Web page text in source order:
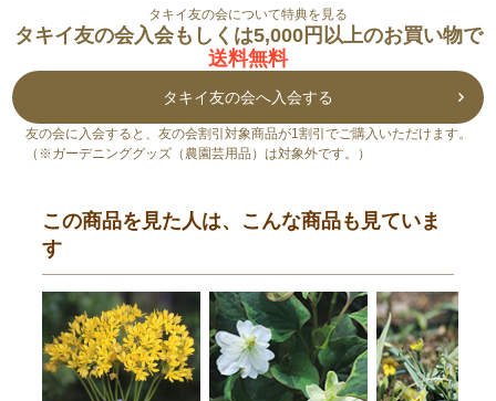
タキイ友の会について特典を見る
タキイ友の会入会もしくは5,000円以上のお買い物で
送料無料
タキイ友の会へ入会する
友の会に入会すると、友の会割引対象商品が1割引でご購入いただけます。
（※ガーデニンググッズ（農園芸用品）は対象外です。）
この商品を見た人は、こんな商品も見ていま
す